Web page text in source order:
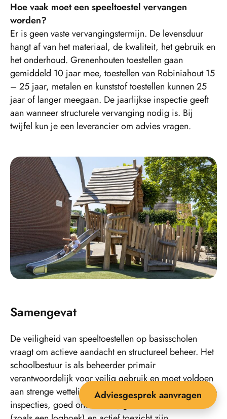
Hoe vaak moet een speeltoestel vervangen
worden?
Er is geen vaste vervangingstermijn. De levensduur
hangt af van het materiaal, de kwaliteit, het gebruik en
het onderhoud. Grenenhouten toestellen gaan
gemiddeld 10 jaar mee, toestellen van Robiniahout 15
– 25 jaar, metalen en kunststof toestellen kunnen 25
jaar of langer meegaan. De jaarlijkse inspectie geeft
aan wanneer structurele vervanging nodig is. Bij
twijfel kun je een leverancier om advies vragen.
Samengevat
De veiligheid van speeltoestellen op basisscholen
vraagt om actieve aandacht en structureel beheer. Het
schoolbestuur is als beheerder primair
verantwoordelijk voor veilig gebruik en moet voldoen
aan strenge wettelijke eisen. Certificering, regelmatige
inspecties, goed onderhoud, goede documentatie
Adviesgesprek aanvragen